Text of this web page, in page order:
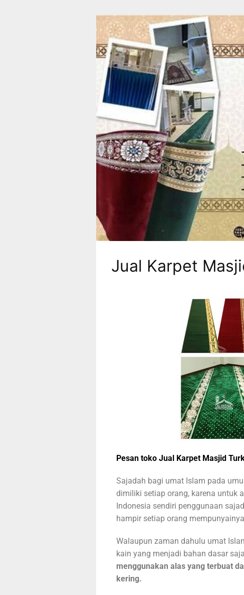
Jual Karpet
Pesan toko Jual Karpet Masjid
Sajadah bagi umat Islam pada
dimiliki setiap orang, karena untuk
Indonesia sendiri penggunaan
hampir setiap orang
Walaupun zaman dahulu umat
kain yang menjadi bahan dasar
menggunakan alas yang terbuat
kering.